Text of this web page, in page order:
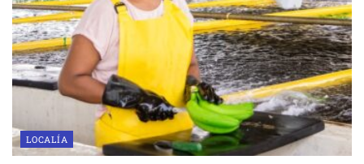
LOCALÍA